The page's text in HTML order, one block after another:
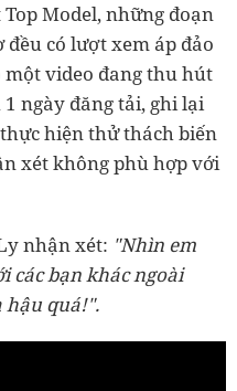
Model, những đoạn
có lượt xem áp đảo
video đang thu hút
ngày đăng tải, ghi lại
hiện thử thách biến
xét không phù hợp với
nhận xét: "Nhìn em
các bạn khác ngoài
hậu quá!".